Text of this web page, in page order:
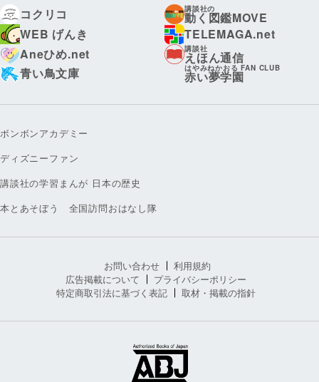
コクリコ
講談社の
動く図鑑MOVE
WEB げんき
TELEMAGA.net
Aneひめ.net
講談社
えほん通信
青い鳥文庫
はやみねかおる FAN CLUB
赤い夢学園
ボンボンアカデミー
ディズニーファン
講談社の学習まんが 日本の歴史
本とあそぼう 全国訪問おはなし隊
お問い合わせ
利用規約
広告掲載について
プライバシーポリシー
特定商取引法に基づく表記
取材・掲載の指針